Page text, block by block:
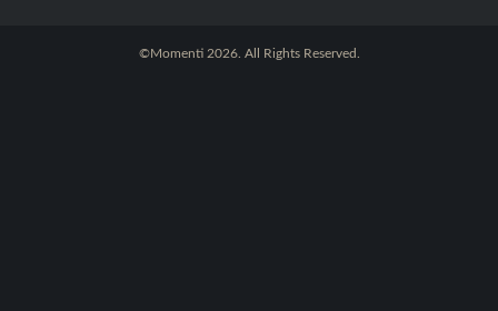
©Momenti 2026. All Rights Reserved.